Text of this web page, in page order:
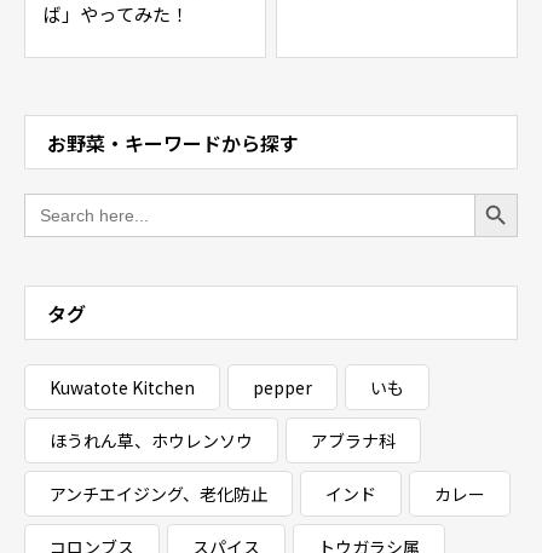
ば」やってみた！
お野菜・キーワードから探す
Search
for:
Search Button
タグ
Kuwatote Kitchen pepper いも
ほうれん草、ホウレンソウ アブラナ科
アンチエイジング、老化防止 インド カレー
コロンブス スパイス トウガラシ属